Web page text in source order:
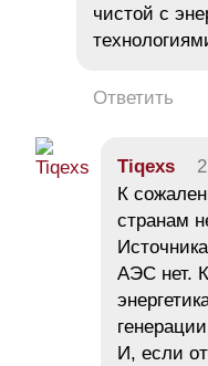
чистой с
Ответить
Tiqeхs
К
странам
АЭС нет.
И, если